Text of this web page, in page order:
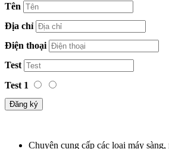
Tên
Địa chỉ
Điện thoại
Test
Test 1
Đăng ký
Chuyên cung cấp các loại máy